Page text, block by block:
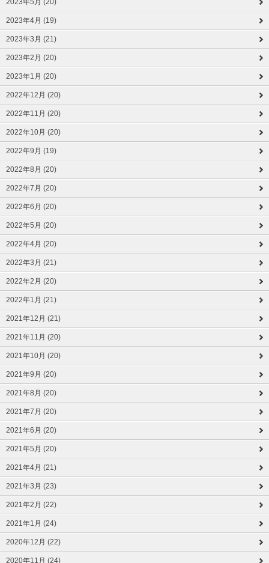
2023年5月 (20)
2023年4月 (19)
2023年3月 (21)
2023年2月 (20)
2023年1月 (20)
2022年12月 (20)
2022年11月 (20)
2022年10月 (20)
2022年9月 (19)
2022年8月 (20)
2022年7月 (20)
2022年6月 (20)
2022年5月 (20)
2022年4月 (20)
2022年3月 (21)
2022年2月 (20)
2022年1月 (21)
2021年12月 (21)
2021年11月 (20)
2021年10月 (20)
2021年9月 (20)
2021年8月 (20)
2021年7月 (20)
2021年6月 (20)
2021年5月 (20)
2021年4月 (21)
2021年3月 (23)
2021年2月 (22)
2021年1月 (24)
2020年12月 (22)
2020年11月 (24)